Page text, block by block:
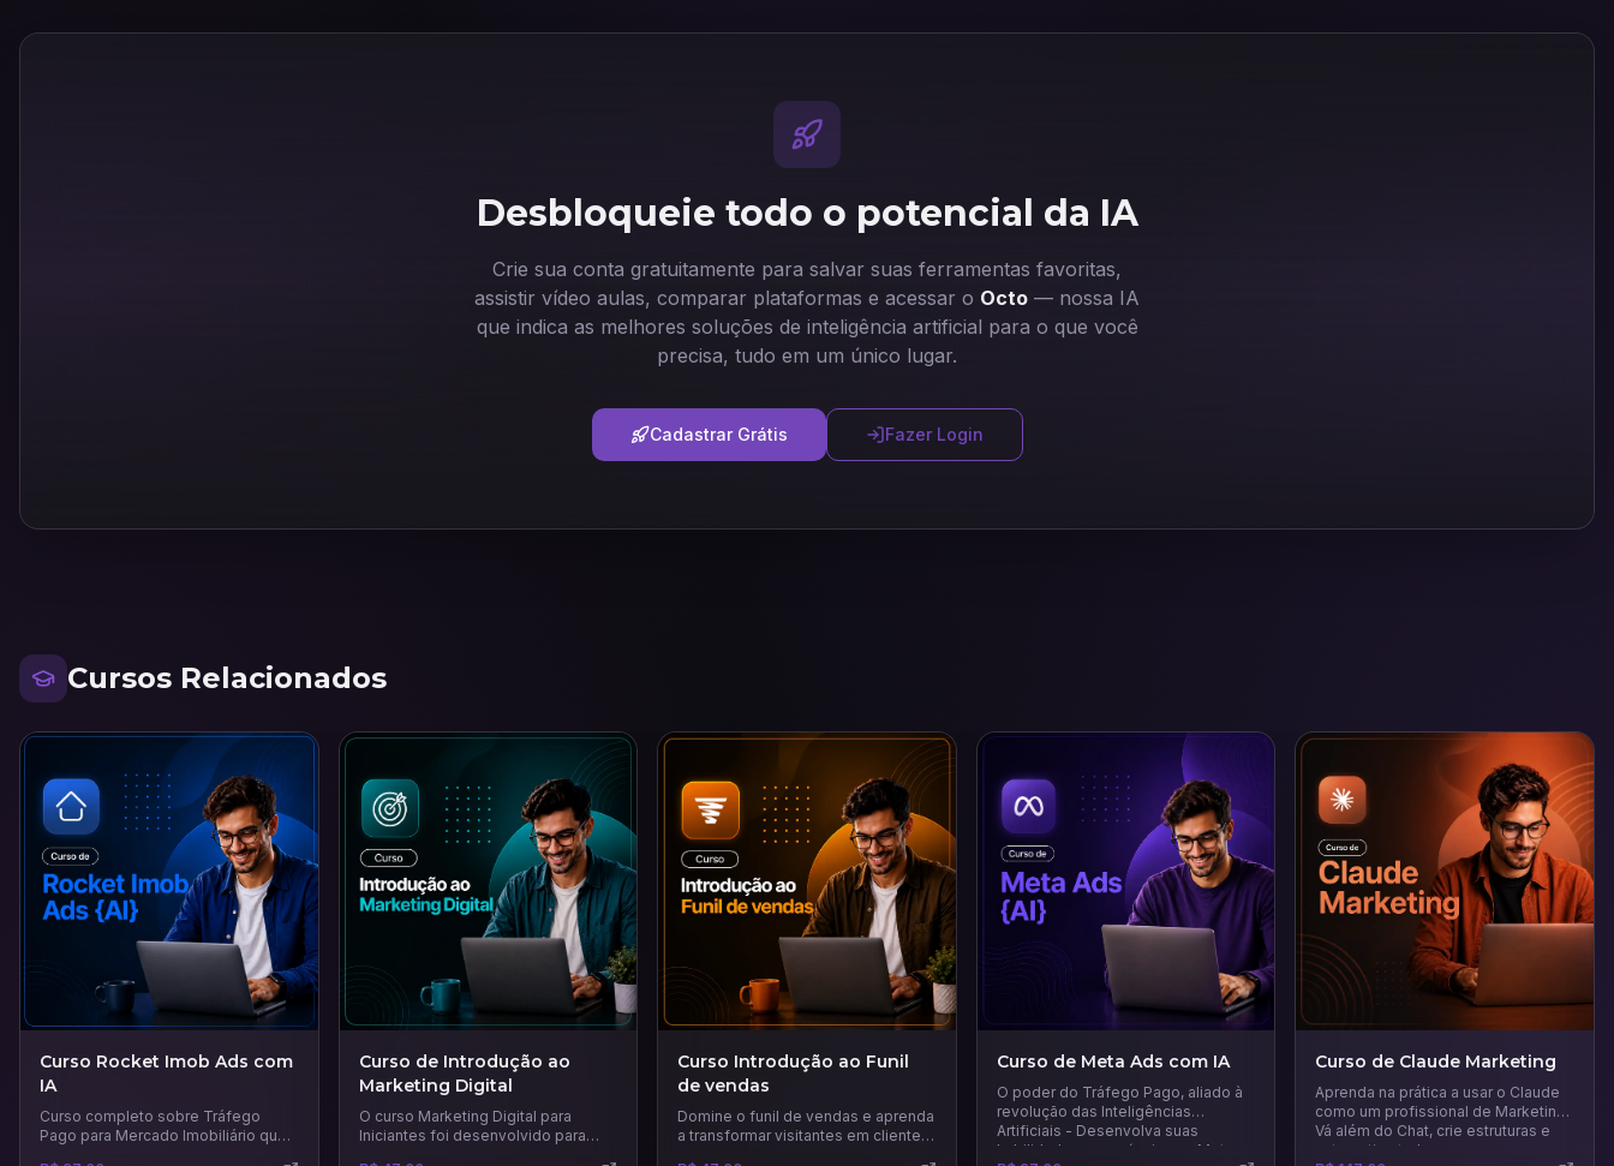
Desbloqueie todo o potencial da IA
Crie sua conta gratuitamente para salvar suas ferramentas favoritas,
assistir vídeo aulas, comparar plataformas e acessar o Octo — nossa IA
que indica as melhores soluções de inteligência artificial para o que você
precisa, tudo em um único lugar.
Cadastrar Grátis Fazer Login
Cursos Relacionados
Curso Rocket Imob Ads com
IA
Curso completo sobre Tráfego
Pago para Mercado Imobiliário que
Curso de Introdução ao
Marketing Digital
O curso Marketing Digital para
Iniciantes foi desenvolvido para
Curso Introdução ao Funil
de vendas
Domine o funil de vendas e aprenda
a transformar visitantes em clientes
Curso de Meta Ads com IA
O poder do Tráfego Pago, aliado à
revolução das Inteligências
Artificiais - Desenvolva suas
habilidades em anúncios na Meta
Curso de Claude Marketing
Aprenda na prática a usar o Claude
como um profissional de Marketing.
Vá além do Chat, crie estruturas e
automatize tudo.